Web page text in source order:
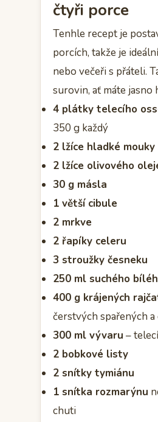
čtyři porce
Tenhle recept je
porcích, takže je
nebo večeři s přáteli.
surovin, ať máte jasno
4 plátky telecího
350 g každý
2 lžíce hladké mouky
2 lžíce olivového
30 g másla
1 větší cibule
2 mrkve
2 řapíky celeru
3 stroužky česneku
250 ml suchého
400 g krájených
čerstvých spařených
300 ml vývaru –
2 bobkové listy
2 snítky tymiánu
1 snítka rozmarýnu
chuti